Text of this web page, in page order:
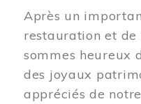
Après un
restauration et de
sommes heureux
des joyaux
appréciés de